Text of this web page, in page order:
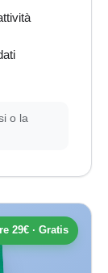
o la
29€ · Gratis